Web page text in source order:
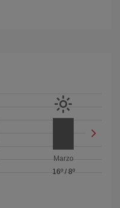
Marzo
16º/ 8º